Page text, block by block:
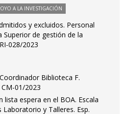
A LA INVESTIGACIÓN
y excluidos. Personal
Superior de gestión de la
028/2023
Biblioteca F.
01/2023
lista espera en el BOA. Escala
Laboratorio y Talleres. Esp.